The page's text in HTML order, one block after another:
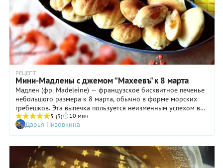
РЕЦЕПТ
Мини-Мадлены с джемом "Махеевъ" к 8 марта
Мадлен (фр. Madeleine) — французское бисквитное печенье
небольшого размера к 8 марта, обычно в форме морских
гребешков. Эта выпечка пользуется неизменным успехом во
Франции и Европе.
5 (3) 10 мин
Дарья Низовкина